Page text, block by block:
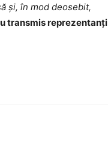
și, în mod deosebit,
transmis reprezentanți